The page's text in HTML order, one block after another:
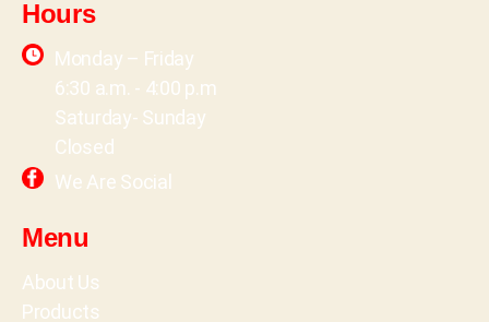
Hours
Monday – Friday
6:30 a.m. - 4:00 p.m
Saturday- Sunday
Closed
We Are Social
Menu
About Us
Products